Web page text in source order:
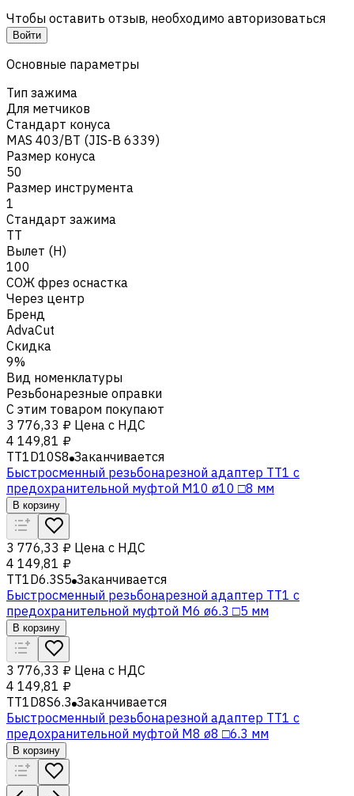
Чтобы оставить отзыв, необходимо авторизоваться
Войти
Основные параметры
Тип зажима
Для метчиков
Стандарт конуса
MAS 403/BT (JIS-B 6339)
Размер конуса
50
Размер инструмента
1
Стандарт зажима
TT
Вылет (H)
100
СОЖ фрез оснастка
Через центр
Бренд
AdvaCut
Скидка
9%
Вид номенклатуры
Резьбонарезные оправки
С этим товаром покупают
3 776,33 ₽ Цена с НДС
4 149,81 ₽
TT1D10S8 Заканчивается
Быстросменный резьбонарезной адаптер TT1 с
предохранительной муфтой M10 ø10 □8 мм
В корзину
3 776,33 ₽ Цена с НДС
4 149,81 ₽
TT1D6.3S5 Заканчивается
Быстросменный резьбонарезной адаптер TT1 с
предохранительной муфтой M6 ø6.3 □5 мм
В корзину
3 776,33 ₽ Цена с НДС
4 149,81 ₽
TT1D8S6.3 Заканчивается
Быстросменный резьбонарезной адаптер TT1 с
предохранительной муфтой M8 ø8 □6.3 мм
В корзину